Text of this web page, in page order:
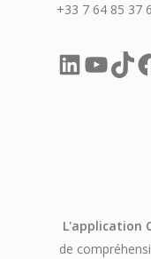
+33 7 64 85 37
LinkedIn TikTok
L'application
de